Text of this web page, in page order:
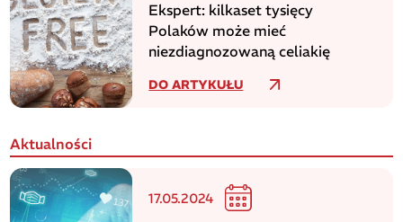
Ekspert: kilkaset tysięcy
Polaków może mieć
niezdiagnozowaną celiakię
DO ARTYKUŁU
Aktualności
17.05.2024